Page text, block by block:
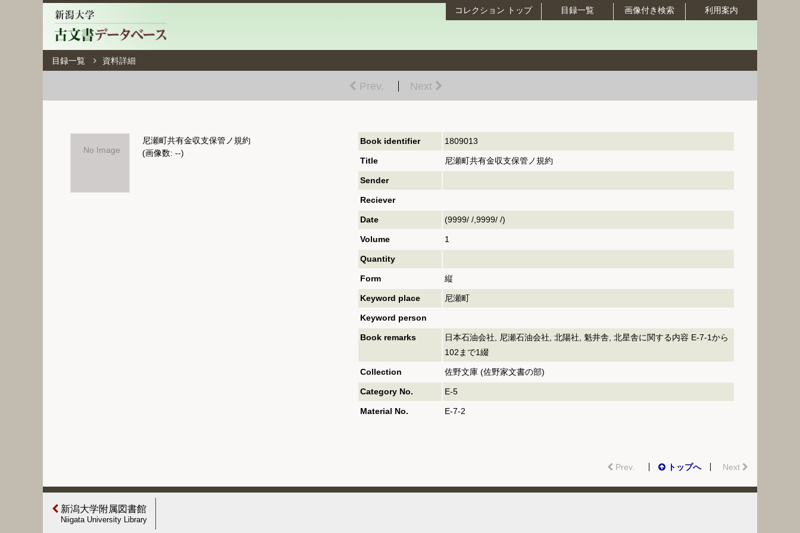
利用案内
画像付き検索
目録一覧
コレクション トップ
目録一覧 資料詳細
Prev. Next
Book identifier 1809013
Title 尼瀬町共有金収支保管ノ規約
Sender
Reciever
Date (9999/ /,9999/ /)
Volume 1
Quantity
Form 縦
Keyword place 尼瀬町
Keyword person
Book remarks
日本石油会社, 尼瀬石油会社, 北陽社, 魁井舎, 北星舎に関する内容 E-7-1から
102まで1綴
Collection 佐野文庫 (佐野家文書の部)
Category No. E-5
Material No. E-7-2
No Image
尼瀬町共有金収支保管ノ規約
(画像数: --)
Prev. トップへ Next
新潟大学附属図書館
Niigata University Library